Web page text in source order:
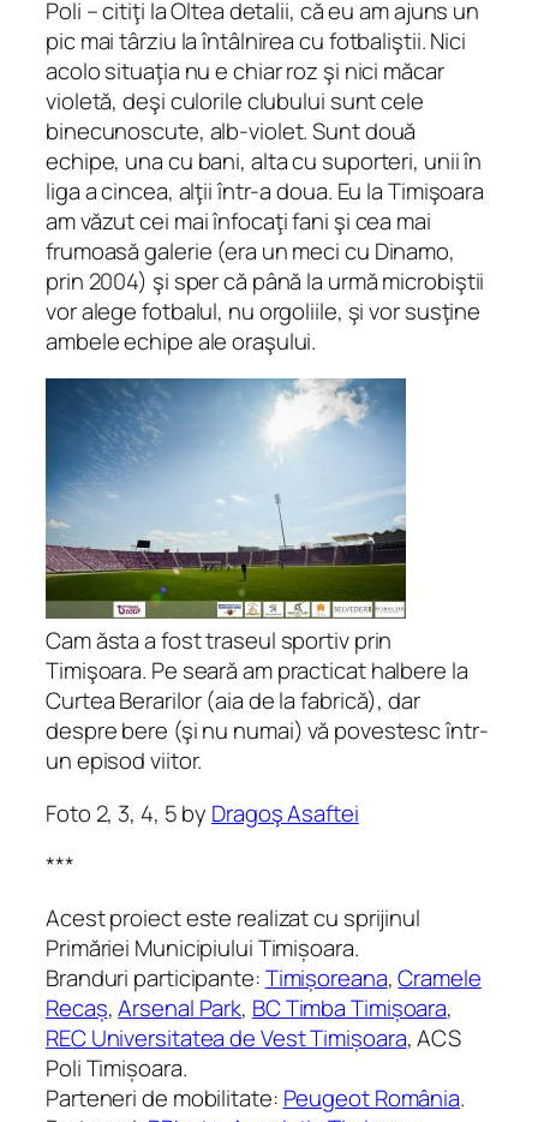
Poli – citiţi la Oltea detalii, că eu am ajuns un
pic mai târziu la întâlnirea cu fotbaliştii. Nici
acolo situaţia nu e chiar roz şi nici măcar
violetă, deşi culorile clubului sunt cele
binecunoscute, alb-violet. Sunt două
echipe, una cu bani, alta cu suporteri, unii în
liga a cincea, alţii într-a doua. Eu la Timişoara
am văzut cei mai înfocaţi fani şi cea mai
frumoasă galerie (era un meci cu Dinamo,
prin 2004) şi sper că până la urmă microbiştii
vor alege fotbalul, nu orgoliile, şi vor susţine
ambele echipe ale oraşului.
Cam ăsta a fost traseul sportiv prin
Timişoara. Pe seară am practicat halbere la
Curtea Berarilor (aia de la fabrică), dar
despre bere (şi nu numai) vă povestesc într-
un episod viitor.
Foto 2, 3, 4, 5 by Dragoş Asaftei
***
Acest proiect este realizat cu sprijinul
Primăriei Municipiului Timișoara.
Branduri participante:Timișoreana,Cramele
Recaș,Arsenal Park, BC Timba Timișoara,
REC Universitatea de Vest Timișoara, ACS
Poli Timișoara.
Parteneri de mobilitate: Peugeot România.